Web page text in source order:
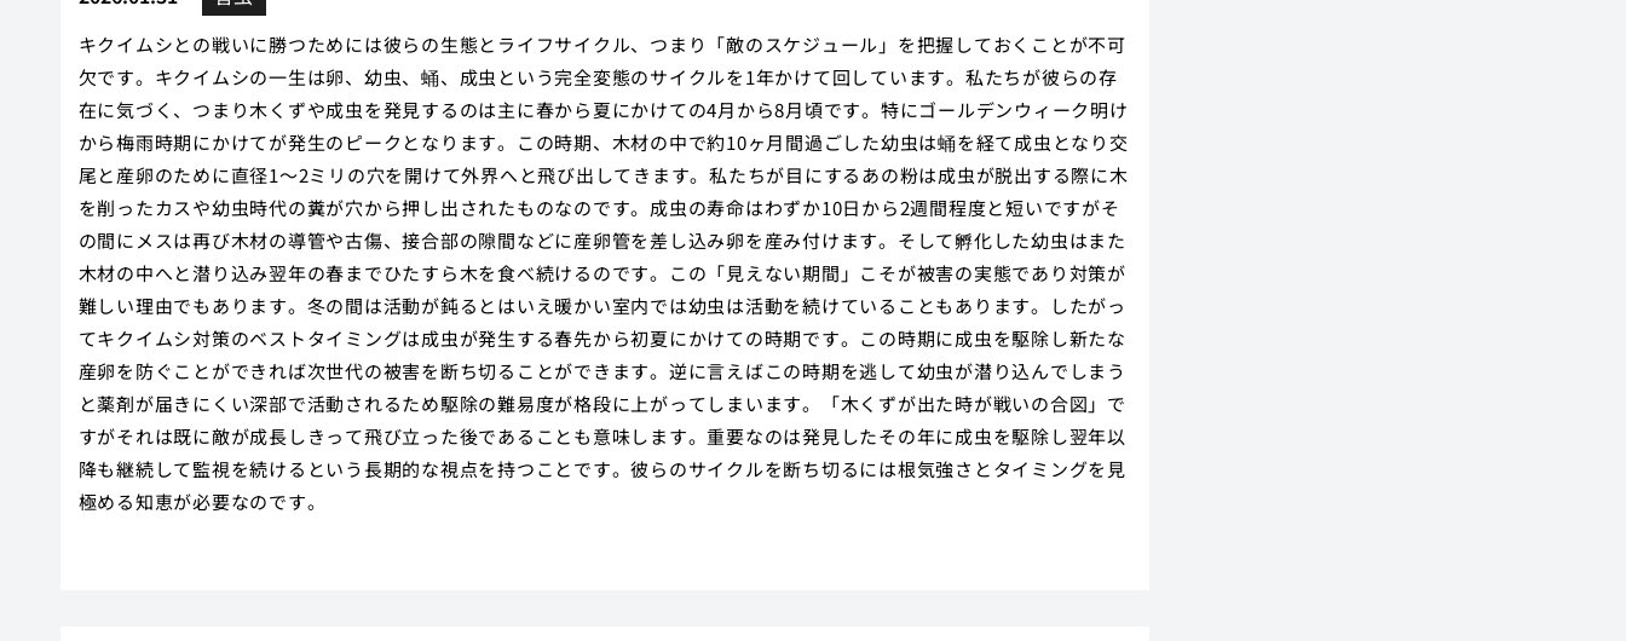
キクイムシとの戦いに勝つためには彼らの生態とライフサイクル、つまり「敵のスケジュール」を把握しておくことが不可
欠です。キクイムシの一生は卵、幼虫、蛹、成虫という完全変態のサイクルを1年かけて回しています。私たちが彼らの存
在に気づく、つまり木くずや成虫を発見するのは主に春から夏にかけての4月から8月頃です。特にゴールデンウィーク明け
から梅雨時期にかけてが発生のピークとなります。この時期、木材の中で約10ヶ月間過ごした幼虫は蛹を経て成虫となり交
尾と産卵のために直径1〜2ミリの穴を開けて外界へと飛び出してきます。私たちが目にするあの粉は成虫が脱出する際に木
を削ったカスや幼虫時代の糞が穴から押し出されたものなのです。成虫の寿命はわずか10日から2週間程度と短いですがそ
の間にメスは再び木材の導管や古傷、接合部の隙間などに産卵管を差し込み卵を産み付けます。そして孵化した幼虫はまた
木材の中へと潜り込み翌年の春までひたすら木を食べ続けるのです。この「見えない期間」こそが被害の実態であり対策が
難しい理由でもあります。冬の間は活動が鈍るとはいえ暖かい室内では幼虫は活動を続けていることもあります。したがっ
てキクイムシ対策のベストタイミングは成虫が発生する春先から初夏にかけての時期です。この時期に成虫を駆除し新たな
産卵を防ぐことができれば次世代の被害を断ち切ることができます。逆に言えばこの時期を逃して幼虫が潜り込んでしまう
と薬剤が届きにくい深部で活動されるため駆除の難易度が格段に上がってしまいます。「木くずが出た時が戦いの合図」で
すがそれは既に敵が成長しきって飛び立った後であることも意味します。重要なのは発見したその年に成虫を駆除し翌年以
降も継続して監視を続けるという長期的な視点を持つことです。彼らのサイクルを断ち切るには根気強さとタイミングを見
極める知恵が必要なのです。